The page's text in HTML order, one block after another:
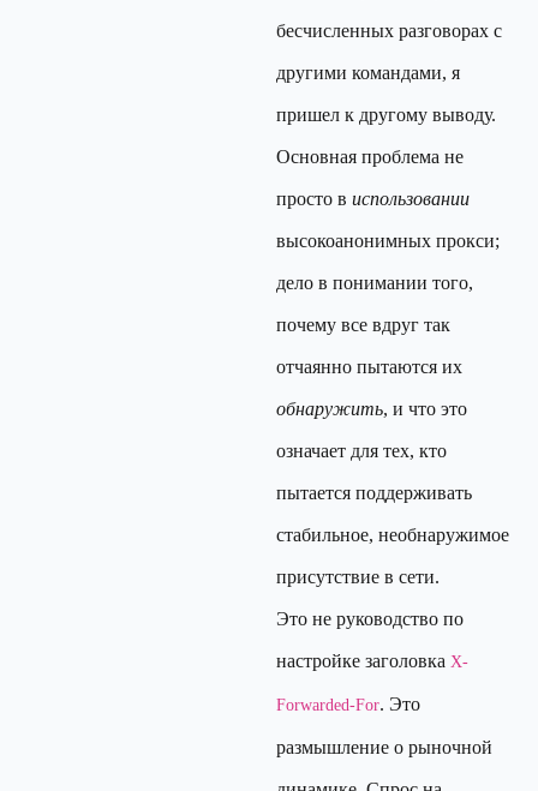
бесчисленных разговорах с
другими командами, я
пришел к другому выводу.
Основная проблема не
просто в использовании
высокоанонимных прокси;
дело в понимании того,
почему все вдруг так
отчаянно пытаются их
обнаружить, и что это
означает для тех, кто
пытается поддерживать
стабильное, необнаружимое
присутствие в сети.
Это не руководство по
настройке заголовка X-
Forwarded-For. Это
размышление о рыночной